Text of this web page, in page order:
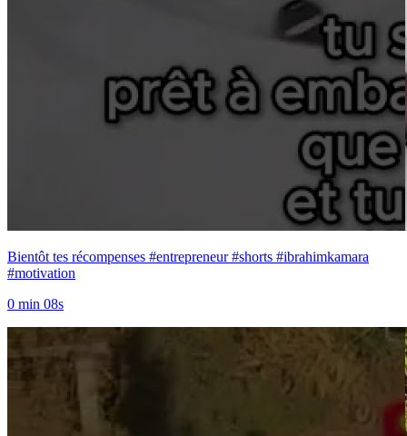
Bientôt tes récompenses #entrepreneur #shorts #ibrahimkamara
#motivation
0 min 08s